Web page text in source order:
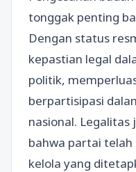
tonggak penting
Dengan status
kepastian legal
politik,
berpartisipasi
nasional. Legalitas
bahwa partai
kelola yang